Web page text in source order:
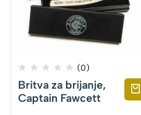
(0)
Britva za brijanje,
Captain Fawcett